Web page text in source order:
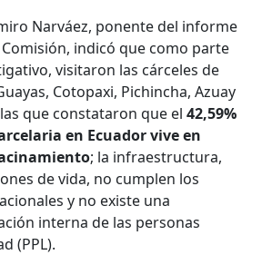
Narváez, ponente del informe
indicó que como parte
visitaron las cárceles de
Cotopaxi, Pichincha, Azuay
que constataron que el42,59%
en Ecuador vive en
; la infraestructura,
de vida, no cumplen los
y no existe una
interna de las personas
(PPL).